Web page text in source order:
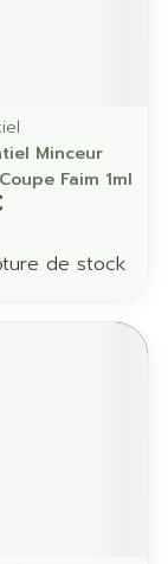
Minceur
Faim 1ml
de stock